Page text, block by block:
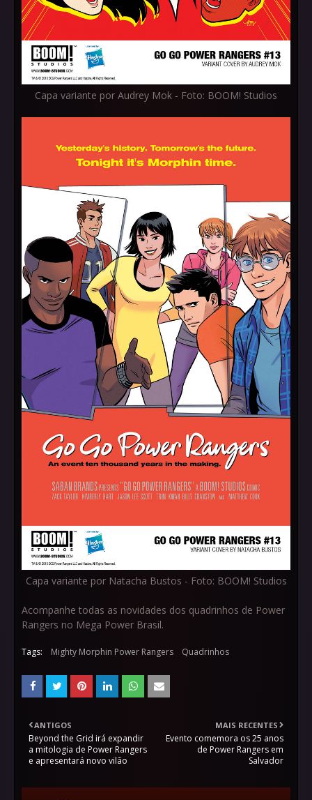
Capa variante por Audrey Mok - Foto: BOOM! Studios
Capa variante por Natacha Bustos - Foto: BOOM! Studios
Acompanhe todas as novidades dos quadrinhos de Power
Rangers no Mega Power Brasil.
Tags: Mighty Morphin Power Rangers Quadrinhos
MAIS RECENTES
Evento comemora os 25 anos
de Power Rangers em
Salvador
ANTIGOS
Beyond the Grid irá expandir
a mitologia de Power Rangers
e apresentará novo vilão